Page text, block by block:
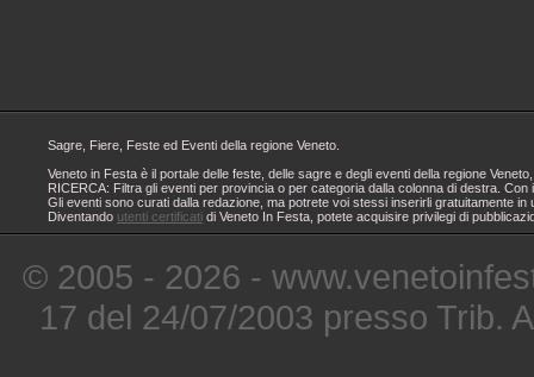
Sagre, Fiere, Feste ed Eventi della regione Veneto.
Veneto in Festa è il portale delle feste, delle sagre e degli eventi della regione
RICERCA: Filtra gli eventi per provincia o per categoria dalla colonna di destra.
Gli eventi sono curati dalla redazione, ma potrete voi stessi inserirli gratuitamente
Diventando utenti certificati di Veneto In Festa, potete acquisire privilegi di
© 2005 - 2026 -
17 del 24/07/2003 presso Trib.